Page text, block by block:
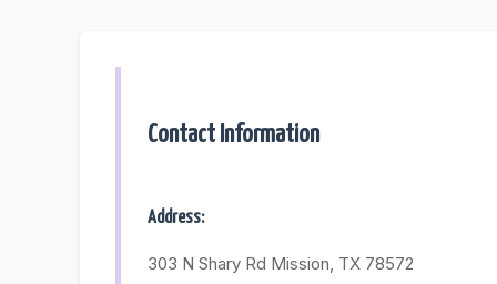
Contact Information
Address:
303 N Shary Rd Mission, TX 78572